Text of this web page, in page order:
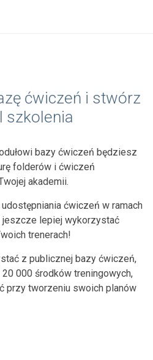
ćwiczeń i stwórz
szkolenia
bazy ćwiczeń będziesz
folderów i ćwiczeń
akademii.
ćwiczeń w ramach
jeszcze lepiej wykorzystać
trenerach!
z publicznej bazy ćwiczeń,
000 środków treningowych,
przy tworzeniu swoich planów